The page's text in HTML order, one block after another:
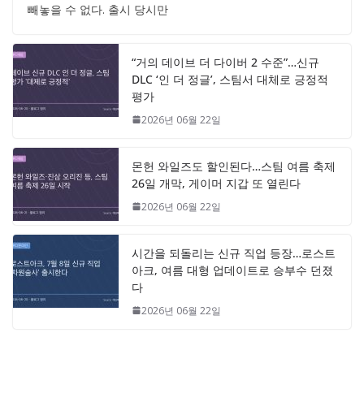
빼놓을 수 없다. 출시 당시만
“거의 데이브 더 다이버 2 수준”…신규
DLC ‘인 더 정글’, 스팀서 대체로 긍정적
평가
2026년 06월 22일
몬헌 와일즈도 할인된다…스팀 여름 축제
26일 개막, 게이머 지갑 또 열린다
2026년 06월 22일
시간을 되돌리는 신규 직업 등장…로스트
아크, 여름 대형 업데이트로 승부수 던졌
다
2026년 06월 22일